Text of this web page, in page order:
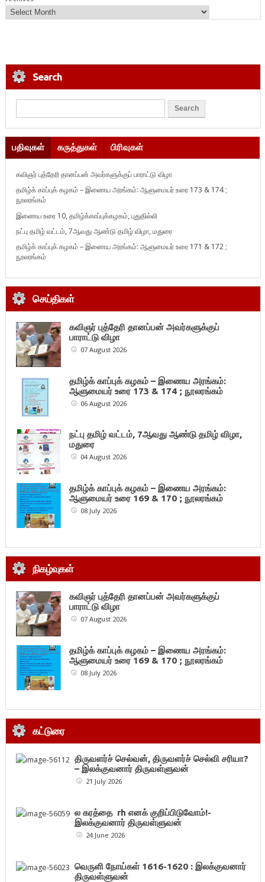
Search
பதிவுகள் கருத்துகள் பிரிவுகள்
கவிஞர் புத்தேரி தானப்பன் அவர்களுக்குப் பாராட்டு விழா
தமிழ்க் காப்புக் கழகம் – இணைய அரங்கம்: ஆளுமையர் உரை 173 & 174 ;
நூலரங்கம்
இணைய உரை 10, தமிழ்க்காப்புக்கழகம், புதுதில்லி
நட்பு தமிழ் வட்டம், 7ஆவது ஆண்டு தமிழ் விழா, மதுரை
தமிழ்க் காப்புக் கழகம் – இணைய அரங்கம்: ஆளுமையர் உரை 171 & 172 ;
நூலரங்கம்
செய்திகள்
கவிஞர் புத்தேரி தானப்பன் அவர்களுக்குப்
பாராட்டு விழா
07 August 2026
தமிழ்க் காப்புக் கழகம் – இணைய அரங்கம்:
ஆளுமையர் உரை 173 & 174 ; நூலரங்கம்
06 August 2026
நட்பு தமிழ் வட்டம், 7ஆவது ஆண்டு தமிழ் விழா,
மதுரை
04 August 2026
தமிழ்க் காப்புக் கழகம் – இணைய அரங்கம்:
ஆளுமையர் உரை 169 & 170 ; நூலரங்கம்
08 July 2026
நிகழ்வுகள்
கவிஞர் புத்தேரி தானப்பன் அவர்களுக்குப்
பாராட்டு விழா
07 August 2026
தமிழ்க் காப்புக் கழகம் – இணைய அரங்கம்:
ஆளுமையர் உரை 169 & 170 ; நூலரங்கம்
08 July 2026
கட்டுரை
திருவளர்ச் செல்வன், திருவளர்ச் செல்வி சரியா?
– இலக்குவனார் திருவள்ளுவன்
21 July 2026
ல கரத்தை rh எனக் குறிப்பிடுவோம்!-
இலக்குவனார் திருவள்ளுவன்
24 June 2026
வெருளி நோய்கள் 1616-1620 : இலக்குவனார்
திருவள்ளுவன்